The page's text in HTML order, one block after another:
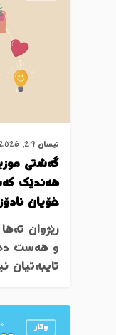
نیسان 29, 2026
گەشتی
هەندێک
خۆیان
رێژوان
و هەست
وتار